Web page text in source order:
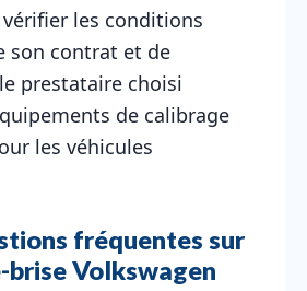
les conditions
son contrat et de
prestataire choisi
de calibrage
les véhicules
fréquentes sur
brise Volkswagen